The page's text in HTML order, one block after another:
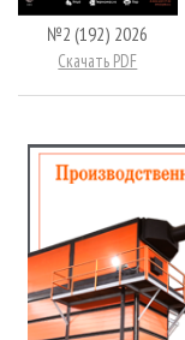
№2 (192) 2026
Скачать PDF